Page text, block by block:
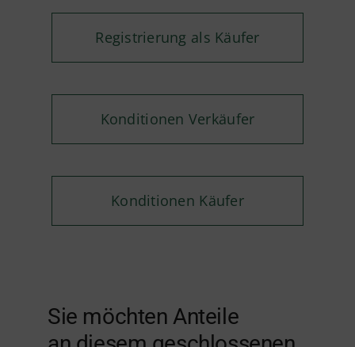
Registrierung als Käufer
Konditionen Verkäufer
Konditionen Käufer
Sie möchten Anteile